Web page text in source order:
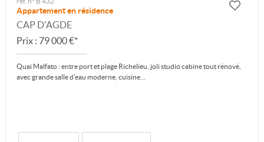
Appartement en résidence
CAP D'AGDE
Prix : 79 000 €*
Quai Malfato : entre port et plage Richelieu, joli studio cabine tout rénové,
avec grande salle d'eau moderne, cuisine...